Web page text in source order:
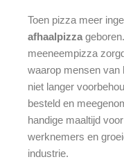
Toen pizza meer
afhaalpizza
meeneempizza
waarop mensen van
niet langer
besteld en
handige maaltijd
werknemers en
industrie.